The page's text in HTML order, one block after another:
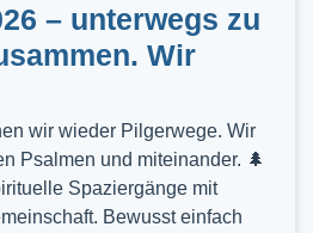
– unterwegs zu
Wir
wir wieder Pilgerwege. Wir
Psalmen und miteinander. 🌲
Spaziergänge mit
Bewusst einfach